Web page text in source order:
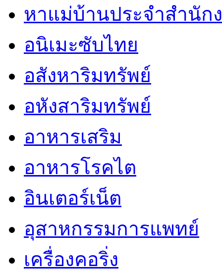
หาแม่บ้านประจำสำนัก
อนิเมะซับไทย
อสังหาริมทรัพย์
อหังสาริมทรัพย์
อาหารเสริม
อาหารโรคไต
อินเตอร์เน็ต
อุสาหกรรมการแพทย์
เครื่องคอริ่ง